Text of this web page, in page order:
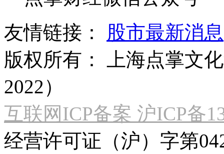
友情链接：
股市最新消息
版权所有：
上海点掌文
2022）
互联网ICP备案 沪ICP备
经营许可证（沪）字第